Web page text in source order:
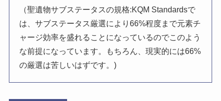
（聖遺物サブステータスの規格:KQM Standardsで
は、サブステータス厳選により66%程度まで元素チ
ャージ効率を盛れることになっているのでこのよう
な前提になっています。もちろん、現実的には66%
の厳選は苦しいはずです。)